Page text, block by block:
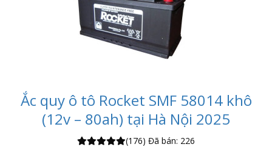
Ắc quy ô tô Rocket SMF 58014 khô
(12v – 80ah) tại Hà Nội 2025
(176) Đã bán: 226